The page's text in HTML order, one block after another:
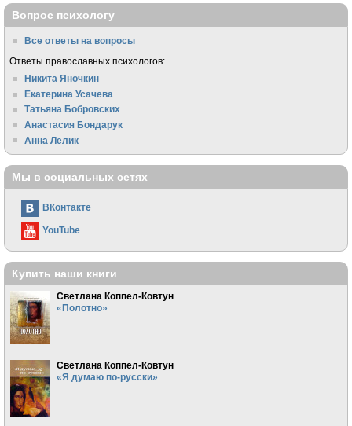
Вопрос психологу
Все ответы на вопросы
Ответы православных психологов:
Никита Яночкин
Екатерина Усачева
Татьяна Бобровских
Анастасия Бондарук
Анна Лелик
Мы в социальных сетях
ВКонтакте
YouTube
Купить наши книги
Светлана Коппел-Ковтун
«Полотно»
Светлана Коппел-Ковтун
«Я думаю по-русски»